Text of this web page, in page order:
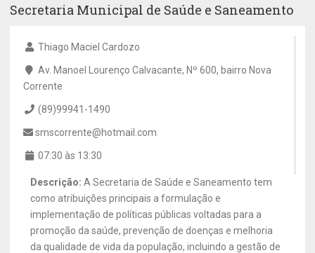
Secretaria Municipal de Saúde e Saneamento
Thiago Maciel Cardozo
Av. Manoel Lourenço Calvacante, Nº 600, bairro Nova
Corrente
(89)99941-1490
smscorrente@hotmail.com
07:30 às 13:30
Descrição: A Secretaria de Saúde e Saneamento tem
como atribuições principais a formulação e
implementação de políticas públicas voltadas para a
promoção da saúde, prevenção de doenças e melhoria
da qualidade de vida da população, incluindo a gestão de